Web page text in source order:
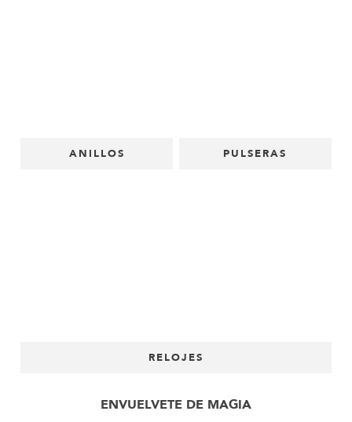
ANILLOS PULSERAS
RELOJES
ENVUELVETE DE MAGIA